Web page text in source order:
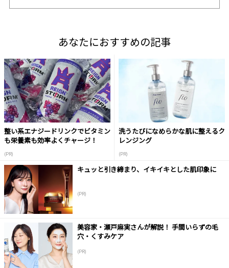
あなたにおすすめの記事
整い系エナジードリンクでビタミン
も栄養素も効率よくチャージ！
(PR)
洗うたびになめらかな肌に整えるク
レンジング
(PR)
キュッと引き締まり、イキイキとした肌印象に
(PR)
美容家・瀬戸麻実さんが解説！ 手間いらずの毛
穴・くすみケア
(PR)